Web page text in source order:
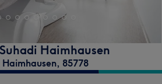
Haimhausen
Haimhausen, 85778